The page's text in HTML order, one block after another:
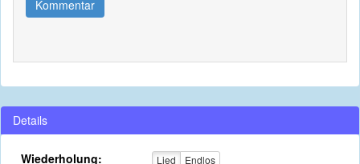
Kommentar
Details
Wiederholung: Lied Endlos